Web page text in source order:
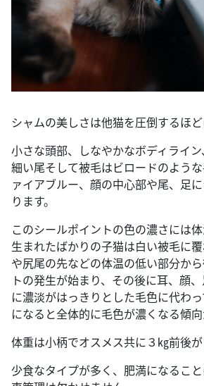
シャムの美しさは他猫を圧倒するほど
小さな頭部、しなやかなボディライ
細い尾そして被毛はビロードのよう
ァイアブルー、顔の中心部や尾、足
ります。
このシールポイントの色の濃さには体
生まれたばかりの子猫は白い被毛に
や尻尾の先などの体温の低い部分か
トの発生が始まり、その後に耳、顔
に濃淡がはっきりとした毛色に代わ
になると全体的に毛色が濃くなる傾向
体重は小柄でオスメス共に３㎏前後が
少食なタイプが多く、肥満になるこ